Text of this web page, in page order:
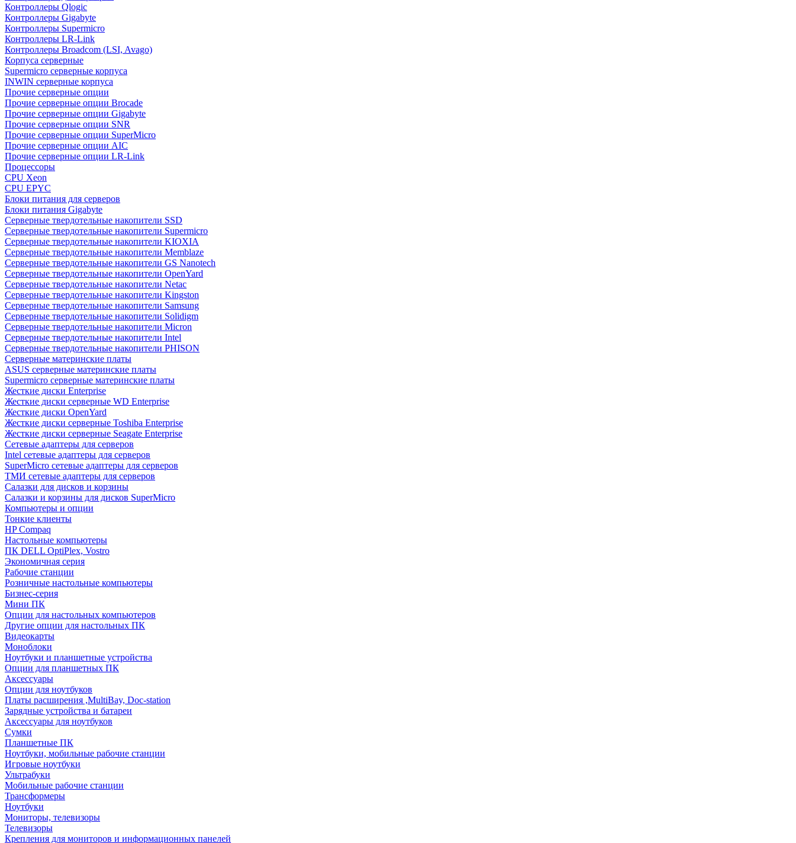
Контроллеры Qlogic
Контроллеры Gigabyte
Контроллеры Supermicro
Контроллеры LR-Link
Контроллеры Broadcom (LSI, Avago)
Корпуса серверные
Supermicro серверные корпуса
INWIN серверные корпуса
Прочие серверные опции
Прочие серверные опции Brocade
Прочие серверные опции Gigabyte
Прочие серверные опции SNR
Прочие серверные опции SuperMicro
Прочие серверные опции AIC
Прочие серверные опции LR-Link
Процессоры
CPU Xeon
CPU EPYC
Блоки питания для серверов
Блоки питания Gigabyte
Серверные твердотельные накопители SSD
Cерверные твердотельные накопители Supermicro
Cерверные твердотельные накопители KIOXIA
Cерверные твердотельные накопители Memblaze
Cерверные твердотельные накопители GS Nanotech
Серверные твердотельные накопители OpenYard
Серверные твердотельные накопители Netac
Cерверные твердотельные накопители Kingston
Cерверные твердотельные накопители Samsung
Cерверные твердотельные накопители Solidigm
Cерверные твердотельные накопители Micron
Cерверные твердотельные накопители Intel
Cерверные твердотельные накопители PHISON
Серверные материнские платы
ASUS серверные материнские платы
Supermicro серверные материнские платы
Жесткие диски Enterprise
Жесткие диски серверные WD Enterprise
Жесткие диски OpenYard
Жесткие диски серверные Toshiba Enterprise
Жесткие диски серверные Seagate Enterprise
Сетевые адаптеры для серверов
Intel сетевые адаптеры для серверов
SuperMicro сетевые адаптеры для серверов
ТМИ сетевые адаптеры для серверов
Салазки для дисков и корзины
Салазки и корзины для дисков SuperMicro
Компьютеры и опции
Тонкие клиенты
HP Compaq
Настольные компьютеры
ПК DELL OptiPlex, Vostro
Экономичная серия
Рабочие станции
Розничные настольные компьютеры
Бизнес-серия
Мини ПК
Опции для настольных компьютеров
Другие опции для настольных ПК
Видеокарты
Моноблоки
Ноутбуки и планшетные устройства
Опции для планшетных ПК
Аксессуары
Опции для ноутбуков
Платы расширения ,MultiBay, Doc-station
Зарядные устройства и батареи
Аксессуары для ноутбуков
Сумки
Планшетные ПК
Ноутбуки, мобильные рабочие станции
Игровые ноутбуки
Ультрабуки
Мобильные рабочие станции
Трансформеры
Ноутбуки
Мониторы, телевизоры
Телевизоры
Крепления для мониторов и информационных панелей